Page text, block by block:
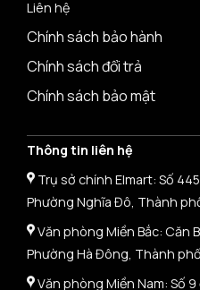
Liên hệ
Chính sách bảo hành
Chính sách đổi trả
Chính sách bảo mật
Thông tin liên hệ
Trụ sở chính Elmart: Số
Phường Nghĩa Đô, Thành
Văn phòng Miền Bắc: Căn
Phường Hà Đông, Thành
Văn phòng Miền Nam: Số